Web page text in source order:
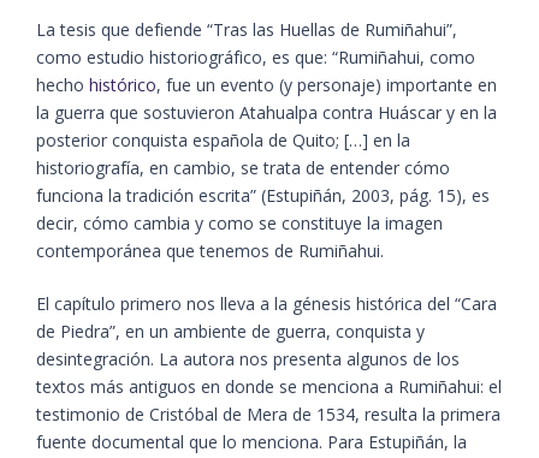
La tesis que defiende “Tras las Huellas de Rumiñahui”,
como estudio historiográfico, es que: “Rumiñahui, como
hecho histórico, fue un evento (y personaje) importante en
la guerra que sostuvieron Atahualpa contra Huáscar y en la
posterior conquista española de Quito; […] en la
historiografía, en cambio, se trata de entender cómo
funciona la tradición escrita”​ (Estupiñán, 2003, pág. 15)​, es
decir, cómo cambia y como se constituye la imagen
contemporánea que tenemos de Rumiñahui.
El capítulo primero nos lleva a la génesis histórica del “Cara
de Piedra”, en un ambiente de guerra, conquista y
desintegración. La autora nos presenta algunos de los
textos más antiguos en donde se menciona a Rumiñahui: el
testimonio de Cristóbal de Mera de 1534, resulta la primera
fuente documental que lo menciona. Para Estupiñán, la